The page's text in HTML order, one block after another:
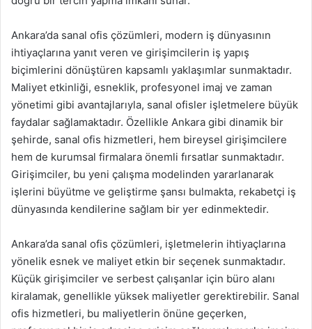
Ankara’da sanal ofis çözümleri, modern iş dünyasının
ihtiyaçlarına yanıt veren ve girişimcilerin iş yapış
biçimlerini dönüştüren kapsamlı yaklaşımlar sunmaktadır.
Maliyet etkinliği, esneklik, profesyonel imaj ve zaman
yönetimi gibi avantajlarıyla, sanal ofisler işletmelere büyük
faydalar sağlamaktadır. Özellikle Ankara gibi dinamik bir
şehirde, sanal ofis hizmetleri, hem bireysel girişimcilere
hem de kurumsal firmalara önemli fırsatlar sunmaktadır.
Girişimciler, bu yeni çalışma modelinden yararlanarak
işlerini büyütme ve geliştirme şansı bulmakta, rekabetçi iş
dünyasında kendilerine sağlam bir yer edinmektedir.
Ankara’da sanal ofis çözümleri, işletmelerin ihtiyaçlarına
yönelik esnek ve maliyet etkin bir seçenek sunmaktadır.
Küçük girişimciler ve serbest çalışanlar için büro alanı
kiralamak, genellikle yüksek maliyetler gerektirebilir. Sanal
ofis hizmetleri, bu maliyetlerin önüne geçerken,